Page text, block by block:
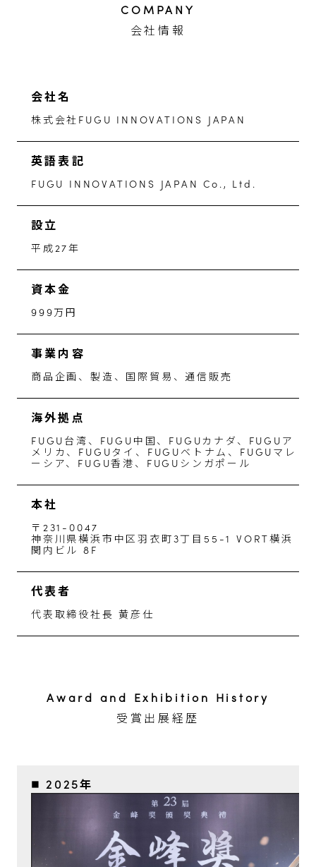
COMPANY
会社情報
会社名
株式会社FUGU INNOVATIONS JAPAN
英語表記
FUGU INNOVATIONS JAPAN Co., Ltd.
設立
平成27年
資本金
999万円
事業内容
商品企画、製造、国際貿易、通信販売
海外拠点
FUGU台湾、FUGU中国、FUGUカナダ、FUGUア
メリカ、FUGUタイ、FUGUベトナム、FUGUマレ
ーシア、FUGU香港、FUGUシンガポール
本社
〒231-0047
神奈川県横浜市中区羽衣町3丁目55-1 VORT横浜
関内ビル 8F
代表者
代表取締役社長 黄彦仕
Award and Exhibition History
受賞出展経歴
■ 2025年